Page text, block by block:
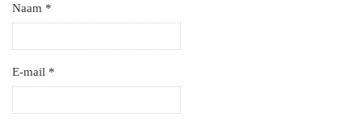
Naam *
E-mail *